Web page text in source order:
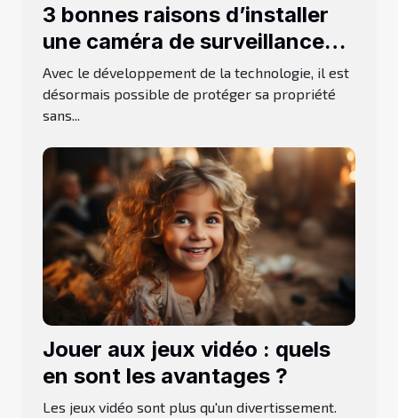
3 bonnes raisons d’installer
une caméra de surveillance
d’extérieur
Avec le développement de la technologie, il est
désormais possible de protéger sa propriété
sans...
Jouer aux jeux vidéo : quels
en sont les avantages ?
Les jeux vidéo sont plus qu'un divertissement.